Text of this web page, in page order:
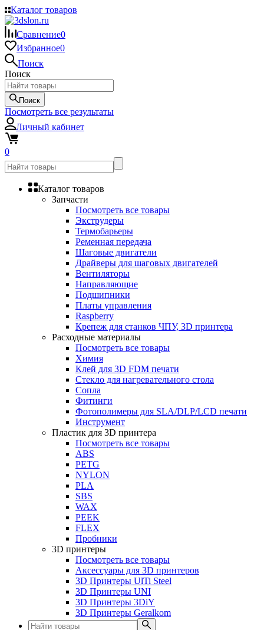
Каталог товаров
Сравнение0
Избранное0
Поиск
Поиск
Поиск
Посмотреть все результаты
Личный кабинет
0
Каталог товаров
Запчасти
Посмотреть все товары
Экструдеры
Термобарьеры
Ременная передача
Шаговые двигатели
Драйверы для шаговых двигателей
Вентиляторы
Направляющие
Подшипники
Платы управления
Raspberry
Крепеж для станков ЧПУ, 3D принтера
Расходные материалы
Посмотреть все товары
Химия
Клей для 3D FDM печати
Стекло для нагревательного стола
Сопла
Фитинги
Фотополимеры для SLA/DLP/LCD печати
Инструмент
Пластик для 3D принтера
Посмотреть все товары
ABS
PETG
NYLON
PLA
SBS
WAX
PEEK
FLEX
Пробники
3D принтеры
Посмотреть все товары
Аксессуары для 3D принтеров
3D Принтеры UlTi Steel
3D Принтеры UNI
3D Принтеры 3DiY
3D Принтеры Geralkom